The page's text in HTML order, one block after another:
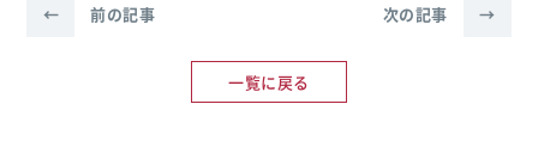
← 前の記事
一覧に戻る
次の記事 →